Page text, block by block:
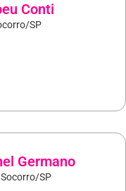
Conti
SP
Germano
SP